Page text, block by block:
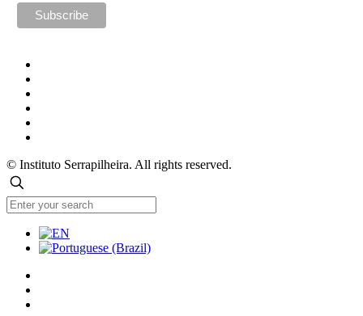
© Instituto Serrapilheira. All rights reserved.